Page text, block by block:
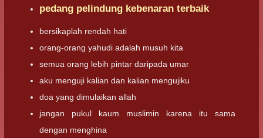
pedang pelindung kebenaran terbaik
bersikaplah rendah hati
orang-orang yahudi adalah musuh kita
semua orang lebih pintar daripada umar
aku menguji kalian dan kalian mengujiku
doa yang dimulaikan allah
jangan pukul kaum muslimin karena itu sama
dengan menghina